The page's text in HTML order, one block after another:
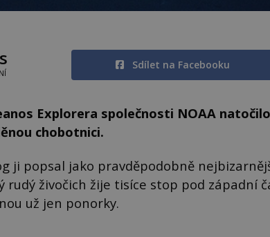
Sdílet na Facebooku
Explorera společnosti NOAA
chobotnici.
ji popsal jako pravděpodobně
rudý živočich žije tisíce stop pod západní
už jen ponorky.